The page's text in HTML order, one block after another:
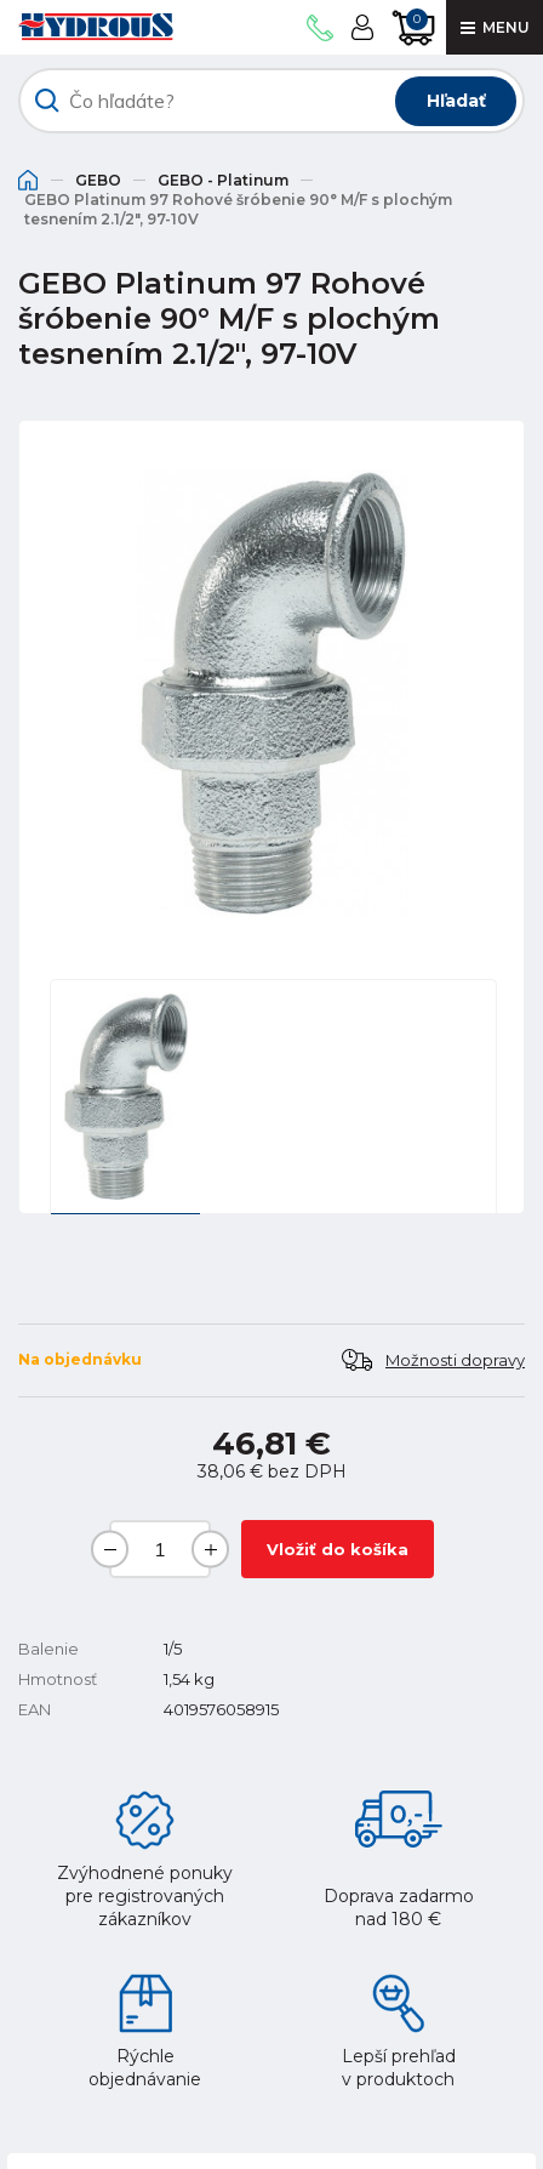
0 MENU
Hľadať
GEBO
GEBO - Platinum
GEBO Platinum 97 Rohové šróbenie 90° M/F s plochým
tesnením 2.1/2", 97-10V
GEBO Platinum 97 Rohové
šróbenie 90° M/F s plochým
tesnením 2.1/2", 97-10V
Na objednávku Možnosti dopravy
46,81 €
38,06 €bez DPH
Vložiť do košíka
Balenie
1/5
Hmotnosť
1,54 kg
EAN
4019576058915
Zvýhodnené ponuky
pre registrovaných
zákazníkov
Doprava zadarmo
nad 180 €
Rýchle
objednávanie
Lepší prehľad
v produktoch